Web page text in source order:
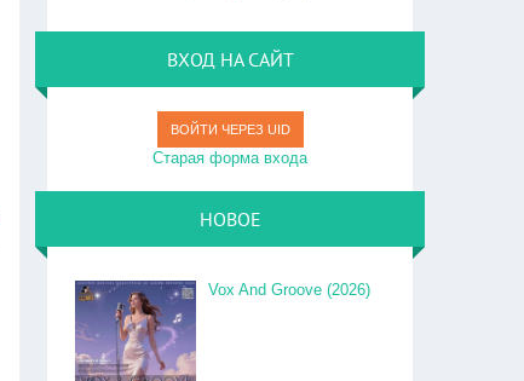
ВХОД НА САЙТ
ВОЙТИ ЧЕРЕЗ UID
Старая форма входа
НОВОЕ
Vox And Groove (2026)